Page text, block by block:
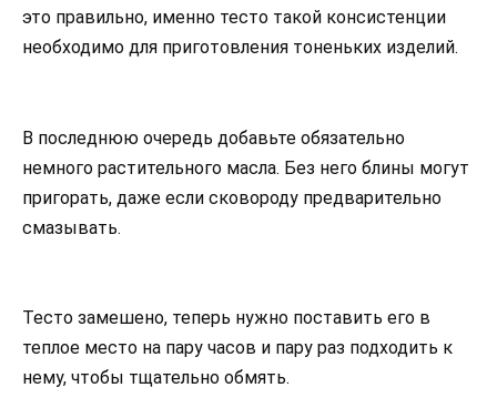
это правильно, именно тесто такой консистенции
необходимо для приготовления тоненьких изделий.
В последнюю очередь добавьте обязательно
немного растительного масла. Без него блины могут
пригорать, даже если сковороду предварительно
смазывать.
Тесто замешено, теперь нужно поставить его в
теплое место на пару часов и пару раз подходить к
нему, чтобы тщательно обмять.